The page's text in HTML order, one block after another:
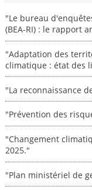
"Le bureau
(BEA-RI) : le rapport
"Adaptation des
climatique : état des
"La reconnaissance
"Prévention des
"Changement
2025."
"Plan ministériel de